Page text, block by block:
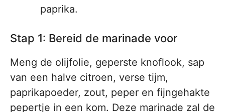
paprika.
Stap 1: Bereid de marinade voor
Meng de olijfolie, geperste knoflook, sap
van een halve citroen, verse tijm,
paprikapoeder, zout, peper en fijngehakte
pepertje in een kom. Deze marinade zal de